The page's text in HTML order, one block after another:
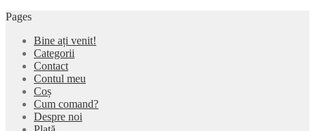
Pages
Bine ați venit!
Categorii
Contact
Contul meu
Coș
Cum comand?
Despre noi